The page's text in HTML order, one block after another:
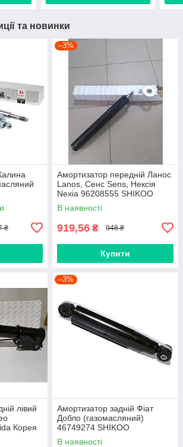
та новинки
₴
–3%
Амортизатор передній Ланос
Lanos, Сенс Sens, Нексія
Nexia 96208555 SHIKOO
В наявності
919,56 ₴ 948 ₴
Купити
лівий
Корея
–3%
Амортизатор задній Фіат
Добло (газомасляний)
46749274 SHIKOO
В наявності